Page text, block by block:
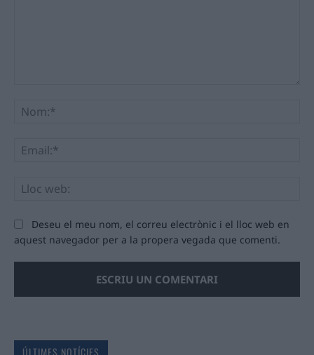
Deseu el meu nom, el correu electrònic i el lloc web en
aquest navegador per a la propera vegada que comenti.